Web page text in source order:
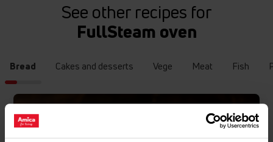
See other recipes for
FullSteam oven
Bread Cakes and desserts Vege Meat Fish